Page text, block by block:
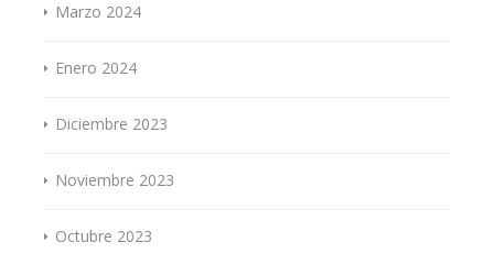
Marzo 2024
Enero 2024
Diciembre 2023
Noviembre 2023
Octubre 2023